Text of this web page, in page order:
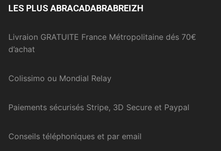
LES PLUS ABRACADABRABREIZH
Livraion GRATUITE France Métropolitaine dés 70€
d’achat
Colissimo ou Mondial Relay
Paiements sécurisés Stripe, 3D Secure et Paypal
Conseils téléphoniques et par email